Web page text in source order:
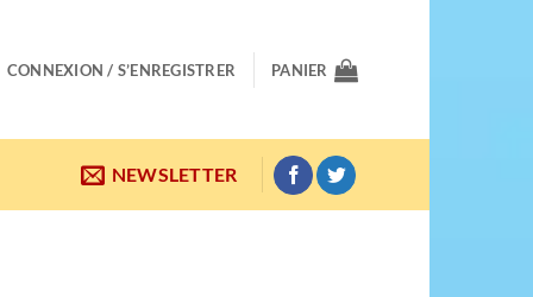
CONNEXION / S’ENREGISTRER PANIER
NEWSLETTER